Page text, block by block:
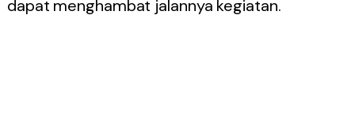
dapat menghambat jalannya kegiatan.